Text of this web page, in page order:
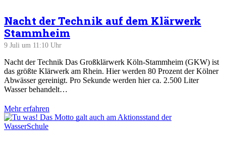
Nacht der Technik auf dem Klärwerk
Stammheim
9 Juli um 11:10 Uhr
Nacht der Technik Das Großklärwerk Köln-Stammheim (GKW) ist
das größte Klärwerk am Rhein. Hier werden 80 Prozent der Kölner
Abwässer gereinigt. Pro Sekunde werden hier ca. 2.500 Liter
Wasser behandelt…
Mehr erfahren